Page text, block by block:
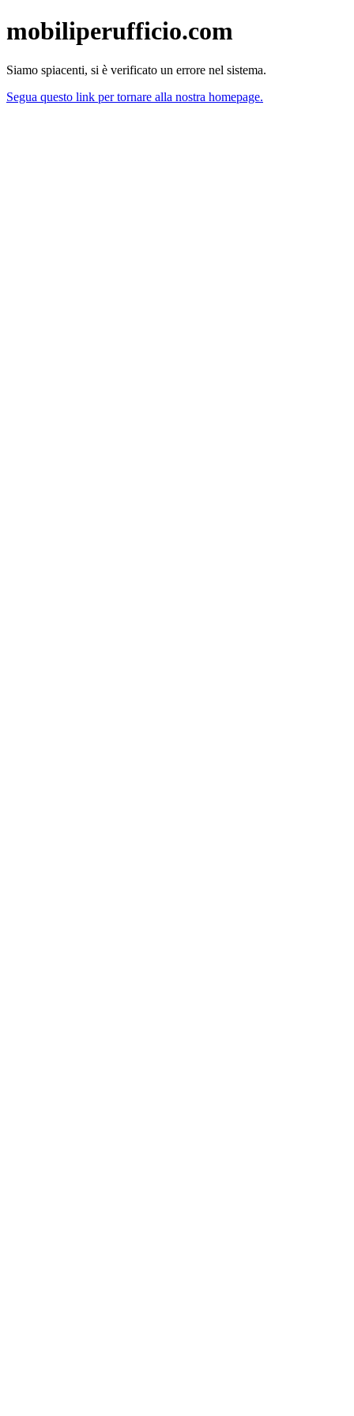
mobiliperufficio.com
Siamo spiacenti, si è verificato un errore nel sistema.
Segua questo link per tornare alla nostra homepage.